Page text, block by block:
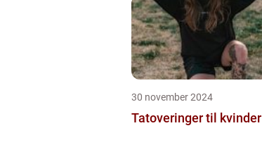
30 november 2024
Tatoveringer til kvinder